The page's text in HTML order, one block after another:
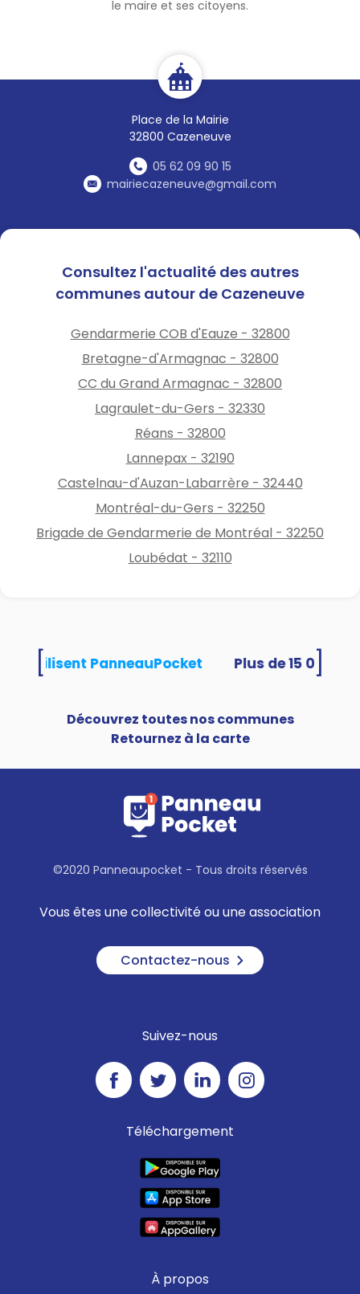
le maire et ses citoyens.
Place de la Mairie
32800 Cazeneuve
05 62 09 90 15
mairiecazeneuve@gmail.com
Consultez l'actualité des autres
communes autour de Cazeneuve
Gendarmerie COB d'Eauze - 32800
Bretagne-d'Armagnac - 32800
CC du Grand Armagnac - 32800
Lagraulet-du-Gers - 32330
Réans - 32800
Lannepax - 32190
Castelnau-d'Auzan-Labarrère - 32440
Montréal-du-Gers - 32250
Brigade de Gendarmerie de Montréal - 32250
Loubédat - 32110
utilisent PanneauPocket
Découvrez toutes nos communes
Retournez à la carte
©2020 Panneaupocket - Tous droits réservés
Vous êtes une collectivité ou une association
Contactez-nous
Suivez-nous
Téléchargement
À propos